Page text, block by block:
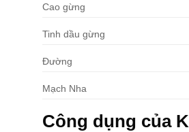
Cao gừng
Tinh dầu gừng
Đường
Mạch Nha
Công dụng của